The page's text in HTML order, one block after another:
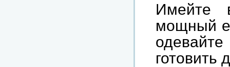
Имейте
мощный
готовить